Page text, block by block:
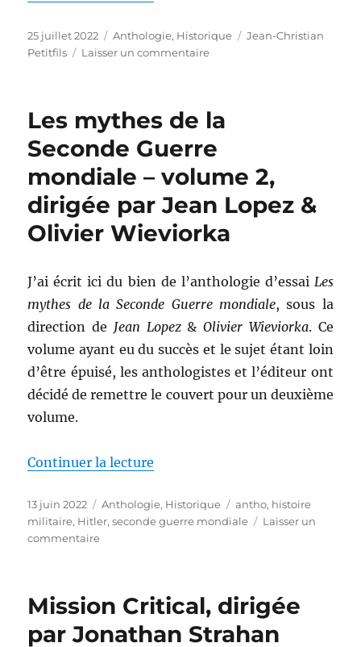
Publié
le
25 juillet 2022 Catégories
Anthologie, Historique Étiquettes
Jean-Christian
Petitfils
Laisser un commentairesur
l’histoire
monde,
dirigé
par
Jean-
Christian
Petitfils
Les mythes de la
Seconde Guerre
mondiale – volume 2,
dirigée par Jean Lopez &
Olivier Wieviorka
J’ai écrit ici du bien de l’anthologie d’essai Les
mythes de la Seconde Guerre mondiale, sous la
direction de Jean Lopez&Olivier Wieviorka. Ce
volume ayant eu du succès et le sujet étant loin
d’être épuisé, les anthologistes et l’éditeur ont
décidé de remettre le couvert pour un deuxième
volume.
Continuer la lecture
Publié
le
13 juin 2022 Catégories
Anthologie, Historique Étiquettes
antho, histoire
militaire, Hitler,seconde guerre mondiale
Laisser un
commentairesur
la
Guerre
Mission Critical, dirigée
par Jonathan Strahan